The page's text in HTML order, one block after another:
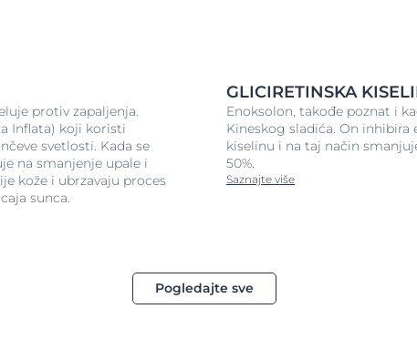
protiv zapaljenja.
Inflata) koji koristi
svetlosti. Kada se
na smanjenje upale i
kože i ubrzavaju proces
sunca.
GLICIRETINSKA
Enoksolon, takođe poznat i
Kineskog sladića. On inhibira
kiselinu i na taj način
50%.
Saznajte više
Pogledajte sve